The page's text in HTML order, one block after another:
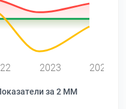
2023 2024
за 2 ММ